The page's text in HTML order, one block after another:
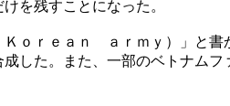
を残すことになった。
ｒｅａｎ ａｒｍｙ）」と書
した。また、一部のベトナムフ